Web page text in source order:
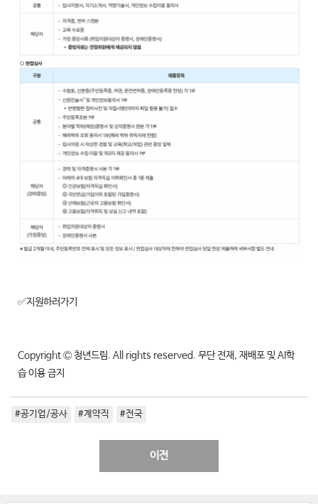
✅지원하러가기
Copyright Ⓒ 청년드림. All rights reserved. 무단 전재, 재배포 및 AI학
습 이용 금지
#공기업/공사 #계약직 #전국
이전